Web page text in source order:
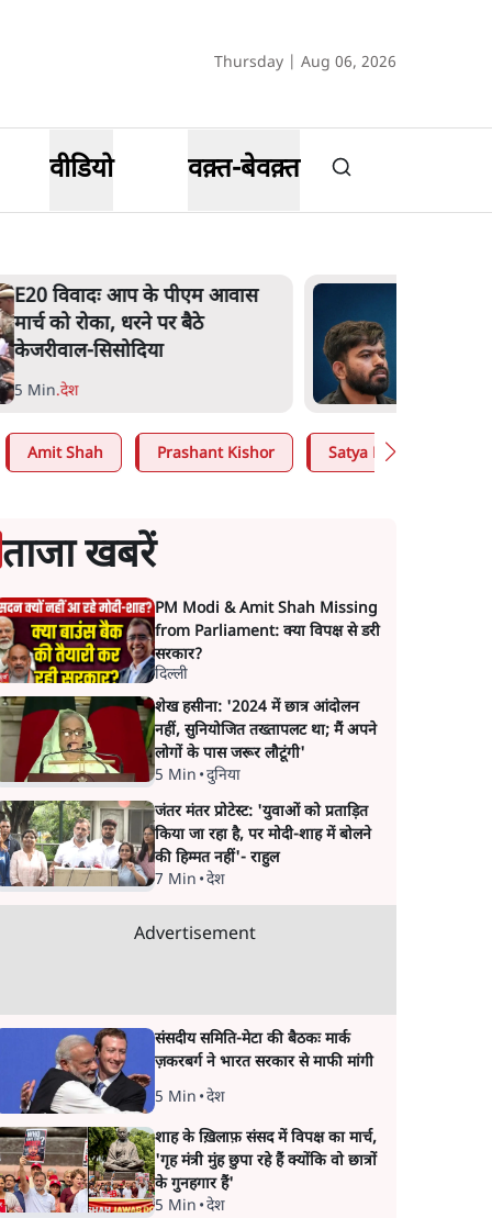
Thursday | Aug 06, 2026
वीडियो वक़्त-बेवक़्त
E20 विवादः आप के पीएम आवास
मार्च को रोका, धरने पर बैठे
केजरीवाल-सिसोदिया
5 Min.देश
Amit Shah Prashant Kishor Satya Hindi
ताजा खबरें
PM Modi & Amit Shah Missing
from Parliament: क्या विपक्ष से डरी
सरकार?
दिल्ली
शेख हसीना: '2024 में छात्र आंदोलन
नहीं, सुनियोजित तख्तापलट था; मैं अपने
लोगों के पास जरूर लौटूंगी'
5 Min •दुनिया
जंतर मंतर प्रोटेस्ट: 'युवाओं को प्रताड़ित
किया जा रहा है, पर मोदी-शाह में बोलने
की हिम्मत नहीं'- राहुल
7 Min •देश
Advertisement
संसदीय समिति-मेटा की बैठकः मार्क
ज़करबर्ग ने भारत सरकार से माफी मांगी
5 Min •देश
शाह के ख़िलाफ़ संसद में विपक्ष का मार्च,
'गृह मंत्री मुंह छुपा रहे हैं क्योंकि वो छात्रों
के गुनहगार हैं'
5 Min •देश